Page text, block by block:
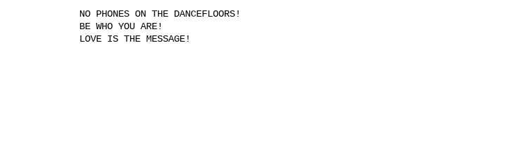
NO PHONES ON THE DANCEFLOORS!
BE WHO YOU ARE!
LOVE IS THE MESSAGE!